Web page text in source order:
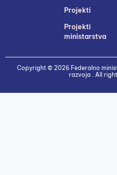
Projekti
Projekti
ministarstva
Copyright © 2026 Federalno
razvoja . All